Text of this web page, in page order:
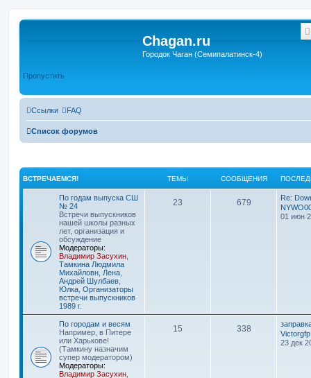
Chagan.ru
Городок Чаган (Семипалатинск-4)
Пропустить
Ссылки FAQ
Список форумов
ВСТРЕЧАЕМСЯ! ТЕМЫ СООБЩЕНИЯ
По годам выпуска СШ
№ 24
Встречи выпускников
нашей школы разных
лет, организация и
обсуждение
Модераторы:
Владимир Засухин
Тамкина Людмила
Михайловн Лена
Андрей Шулбаев
Юлка Организаторы
встречи выпускников
1989 г.
23 679
Re:
01 июн
По городам и весям
Например, в Питере
или Харькове!
(Тамкину назначим
супер модератором)
Модераторы:
Владимир Засухин
15 338
Victorgfp
23 дек